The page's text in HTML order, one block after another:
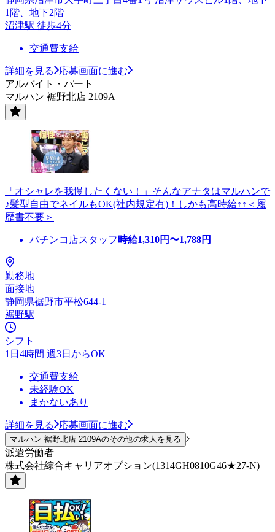
1階、地下2階
沼津駅 徒歩4分
交通費支給
詳細を見る
応募画面に進む
アルバイト・パート
マルハン 裾野北店 2109A
「オシャレを我慢したくない！」そんなアナタはマルハンで
♪髪型自由でネイルもOK(社内規定有)！しかも高時給↑↑＜履
歴書不要＞
パチンコ店スタッフ 時給1,310円〜1,788円
勤務地
面接地
静岡県裾野市平松644-1
裾野駅
シフト
1日4時間 週3日からOK
交通費支給
未経験OK
まかないあり
詳細を見る 応募画面に進む
マルハン 裾野北店 2109Aのその他の求人を見る
派遣労働者
株式会社綜合キャリアオプション(1314GH0810G46★27-N)